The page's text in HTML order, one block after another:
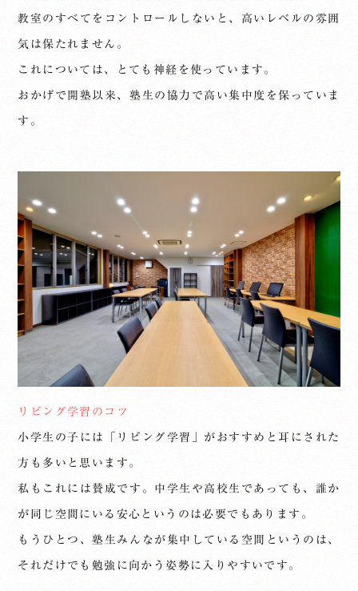
教室のすべてをコントロールしないと、高いレベルの雰囲
気は保たれません。
これについては、とても神経を使っています。
おかげで開塾以来、塾生の協力で高い集中度を保っていま
す。
リビング学習のコツ
小学生の子には「リビング学習」がおすすめと耳にされた
方も多いと思います。
私もこれには賛成です。中学生や高校生であっても、誰か
が同じ空間にいる安心というのは必要でもあります。
もうひとつ、塾生みんなが集中している空間というのは、
それだけでも勉強に向かう姿勢に入りやすいです。